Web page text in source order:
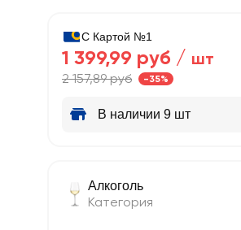
С Картой №1
1 399,99 руб / шт
2 157,89 руб -35%
В наличии 9 шт
Алкоголь
Категория